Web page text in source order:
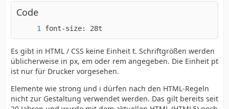
Code
font-size: 28t
Es gibt in HTML / CSS keine Einheit t. Schriftgrößen werden
üblicherweise in px, em oder rem angegeben. Die Einheit pt
ist nur für Drucker vorgesehen.
Elemente wie strong und i dürfen nach den HTML-Regeln
nicht zur Gestaltung verwendet werden. Das gilt bereits seit